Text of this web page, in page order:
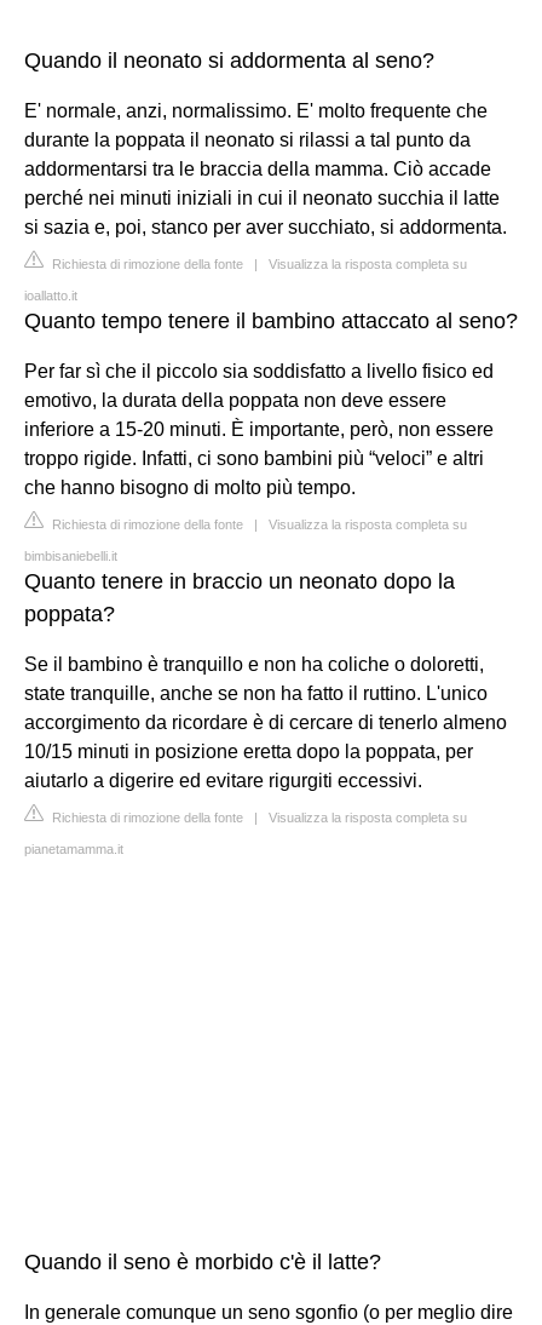
Quando il neonato si addormenta al seno?
E' normale, anzi, normalissimo. E' molto frequente che
durante la poppata il neonato si rilassi a tal punto da
addormentarsi tra le braccia della mamma. Ciò accade
perché nei minuti iniziali in cui il neonato succhia il latte
si sazia e, poi, stanco per aver succhiato, si addormenta.
Richiesta di rimozione della fonte | Visualizza la risposta completa su
ioallatto.it
Quanto tempo tenere il bambino attaccato al seno?
Per far sì che il piccolo sia soddisfatto a livello fisico ed
emotivo, la durata della poppata non deve essere
inferiore a 15-20 minuti. È importante, però, non essere
troppo rigide. Infatti, ci sono bambini più “veloci” e altri
che hanno bisogno di molto più tempo.
Richiesta di rimozione della fonte | Visualizza la risposta completa su
bimbisaniebelli.it
Quanto tenere in braccio un neonato dopo la
poppata?
Se il bambino è tranquillo e non ha coliche o doloretti,
state tranquille, anche se non ha fatto il ruttino. L'unico
accorgimento da ricordare è di cercare di tenerlo almeno
10/15 minuti in posizione eretta dopo la poppata, per
aiutarlo a digerire ed evitare rigurgiti eccessivi.
Richiesta di rimozione della fonte | Visualizza la risposta completa su
pianetamamma.it
Quando il seno è morbido c'è il latte?
In generale comunque un seno sgonfio (o per meglio dire